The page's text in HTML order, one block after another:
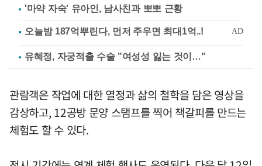
'마약 자숙' 유아인, 남사친과 뽀뽀 근황
유혜정, 자궁적출 수술 "여성성 잃는 것이…"
관람객은 작업에 대한 열정과 삶의 철학을 담은 영상을
감상하고, 12공방 문양 스탬프를 찍어 책갈피를 만드는
체험도 할 수 있다.